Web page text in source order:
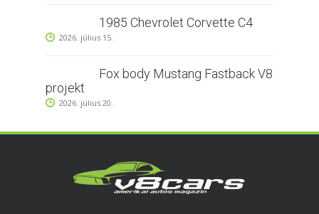
1985 Chevrolet Corvette C4
2026. július 15.
Fox body Mustang Fastback V8
projekt
2026. július 20.